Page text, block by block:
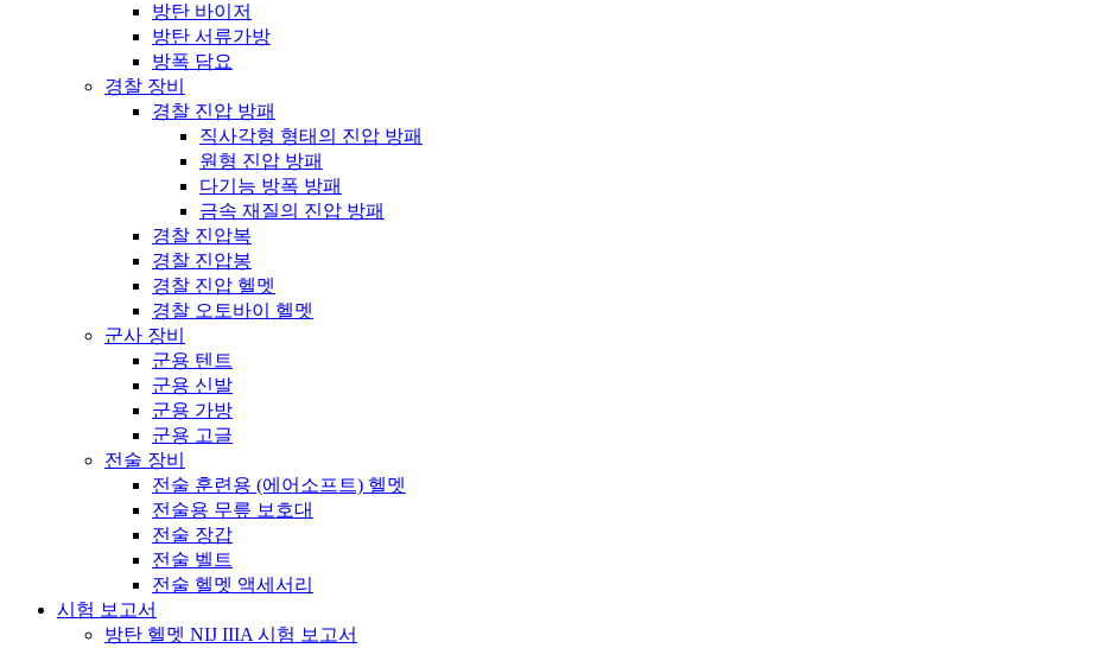
방탄 바이저
방탄 서류가방
방폭 담요
경찰 장비
경찰 진압 방패
직사각형 형태의 진압 방패
원형 진압 방패
다기능 방폭 방패
금속 재질의 진압 방패
경찰 진압복
경찰 진압봉
경찰 진압 헬멧
경찰 오토바이 헬멧
군사 장비
군용 텐트
군용 신발
군용 가방
군용 고글
전술 장비
전술 훈련용 (에어소프트) 헬멧
전술용 무릎 보호대
전술 장갑
전술 벨트
전술 헬멧 액세서리
시험 보고서
방탄 헬멧 NIJ IIIA 시험 보고서